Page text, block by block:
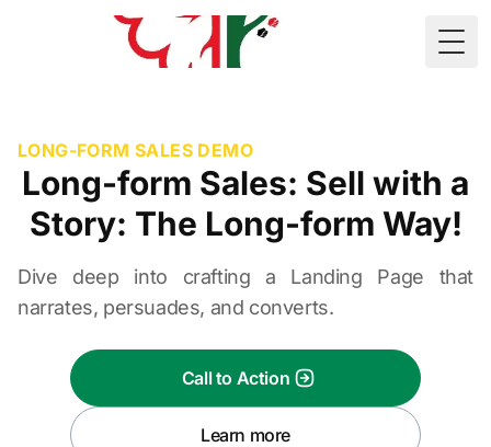
🇲🇷
LONG-FORM SALES DEMO
Long-form Sales: Sell with a
Story: The Long-form Way!
Dive deep into crafting a Landing Page that
narrates, persuades, and converts.
Call to Action
Learn more